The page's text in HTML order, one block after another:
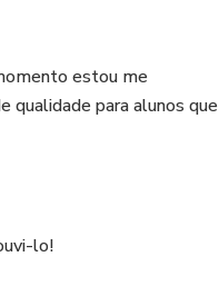
estou me
qualidade para alunos que
lo!